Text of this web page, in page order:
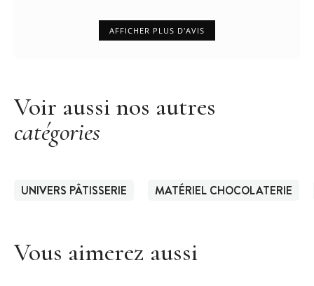
AFFICHER PLUS D'AVIS
Voir aussi nos autres
catégories
UNIVERS PÂTISSERIE MATÉRIEL CHOCOLATERIE
Vous aimerez aussi